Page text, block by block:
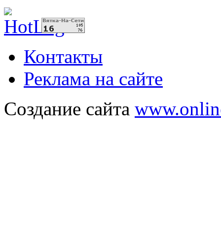
Контакты
Реклама на сайте
Создание сайта